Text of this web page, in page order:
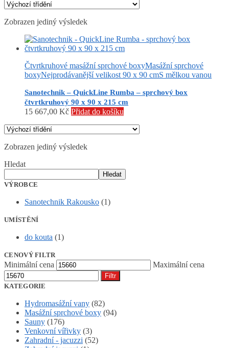
Zobrazen jediný výsledek
Čtvrtkruhové masážní sprchové boxyMasážní sprchové
boxyNejprodávanější velikost 90 x 90 cmS mělkou vanou
Sanotechnik – QuickLine Rumba – sprchový box
čtvrtkruhový 90 x 90 x 215 cm
15 667,00 Kč Přidat do košíku
Zobrazen jediný výsledek
Hledat
Hledat
VÝROBCE
Sanotechnik Rakousko (1)
UMÍSTĚNÍ
do kouta (1)
CENOVÝ FILTR
Minimální cena Maximální cena
Filtr
KATEGORIE
Hydromasážní vany (82)
Masážní sprchové boxy (94)
Sauny (176)
Venkovní vířivky (3)
Zahradní - jacuzzi (52)